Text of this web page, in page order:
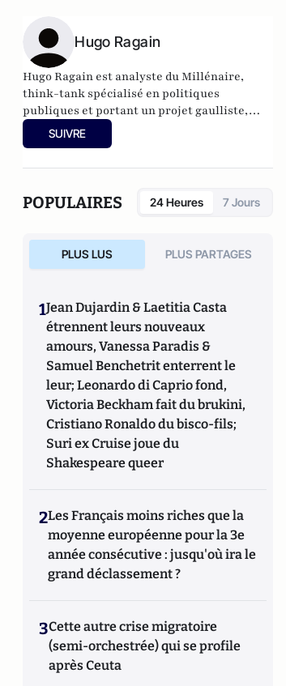
Hugo Ragain
Hugo Ragain est analyste du Millénaire,
think-tank spécialisé en politiques
publiques et portant un projet gaulliste,
réformateur, guidé par l’intérêt national.
SUIVRE
POPULAIRES 24 Heures 7 Jours
PLUS LUS PLUS PARTAGES
1Jean Dujardin & Laetitia Casta
étrennent leurs nouveaux
amours, Vanessa Paradis &
Samuel Benchetrit enterrent le
leur; Leonardo di Caprio fond,
Victoria Beckham fait du brukini,
Cristiano Ronaldo du bisco-fils;
Suri ex Cruise joue du
Shakespeare queer
2Les Français moins riches que la
moyenne européenne pour la 3e
année consécutive : jusqu'où ira le
grand déclassement ?
3Cette autre crise migratoire
(semi-orchestrée) qui se profile
après Ceuta